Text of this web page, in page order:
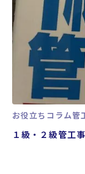
お役立ちコラム管
１級・２級管工